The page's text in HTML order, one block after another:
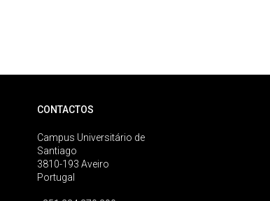
CONTACTOS
Campus Universitário de
Santiago
3810-193 Aveiro
Portugal